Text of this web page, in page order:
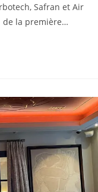
Safran et Air
de la première…